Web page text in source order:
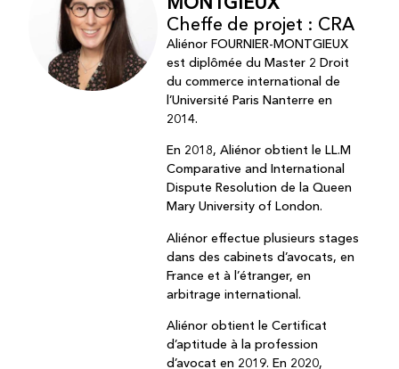
Cheffe de projet : CRA
Aliénor FOURNIER-MONTGIEUX
est diplômée du Master 2 Droit
du commerce international de
l’Université Paris Nanterre en
2014.
En 2018, Aliénor obtient le LL.M
Comparative and International
Dispute Resolution de la Queen
Mary University of London.
Aliénor effectue plusieurs stages
dans des cabinets d’avocats, en
France et à l’étranger, en
arbitrage international.
Aliénor obtient le Certificat
d’aptitude à la profession
d’avocat en 2019. En 2020,